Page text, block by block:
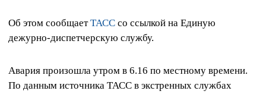
Об этом сообщаетТАСС со ссылкой на Единую
дежурно-диспетчерскую службу.
Авария произошла утром в 6.16 по местному времени.
По данным источника ТАСС в экстренных службах